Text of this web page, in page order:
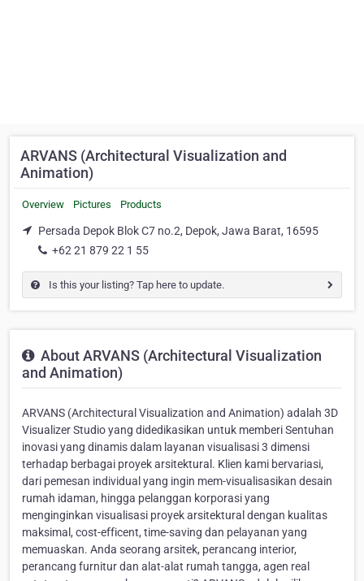
ARVANS (Architectural Visualization and
Animation)
Overview Pictures Products
Persada Depok Blok C7 no.2, Depok, Jawa Barat, 16595
+62 21 879 22 1 55
Is this your listing? Tap here to update.
About ARVANS (Architectural Visualization
and Animation)
ARVANS (Architectural Visualization and Animation) adalah 3D
Visualizer Studio yang didedikasikan untuk memberi Sentuhan
inovasi yang dinamis dalam layanan visualisasi 3 dimensi
terhadap berbagai proyek arsitektural. Klien kami bervariasi,
dari pemesan individual yang ingin mem-visualisasikan desain
rumah idaman, hingga pelanggan korporasi yang
menginginkan visualisasi proyek arsitektural dengan kualitas
maksimal, cost-efficent, time-saving dan pelayanan yang
memuaskan. Anda seorang arsitek, perancang interior,
perancang furnitur dan alat-alat rumah tangga, agen real